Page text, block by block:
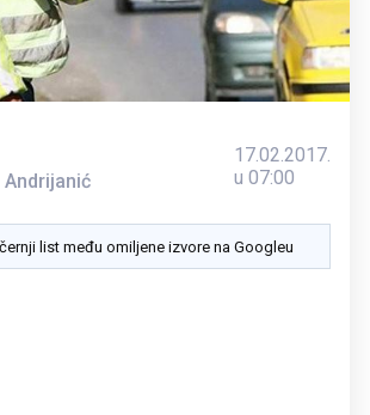
17.02.2017.
u 07:00
list među omiljene izvore na Googleu